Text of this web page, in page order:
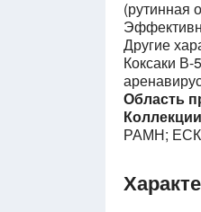
(рутинная
Другие
Коксаки В-
Область
Коллекции
РАМН;